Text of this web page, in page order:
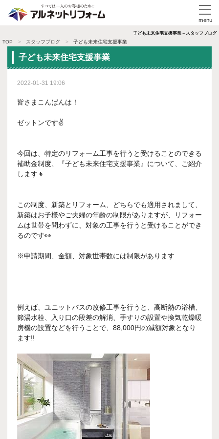
子ども未来住宅支援事業－スタッフブログ
TOP スタッフブログ 子ども未来住宅支援事業
子ども未来住宅支援事業
2022-01-31 19:06
皆さまこんばんは！
ゼットンです✌
今回は、特定のリフォーム工事を行うと受けることのできる
補助金制度、『子ども未来住宅支援事業』について、ご紹介
します👦
この制度、新築とリフォーム、どちらでも適用されまして、
新築はお子様やご夫婦の年齢の制限がありますが、リフォー
ムは世帯を問わずに、対象の工事を行うと受けることができ
るのです👀
※申請期間、金額、対象世帯数には制限があります
例えば、ユニットバスの改修工事を行うと、高断熱の浴槽、
節湯水栓、入り口の段差の解消、手すりの設置や換気乾燥暖
房機の設置などを行うことで、88,000円の減額対象となり
ます‼